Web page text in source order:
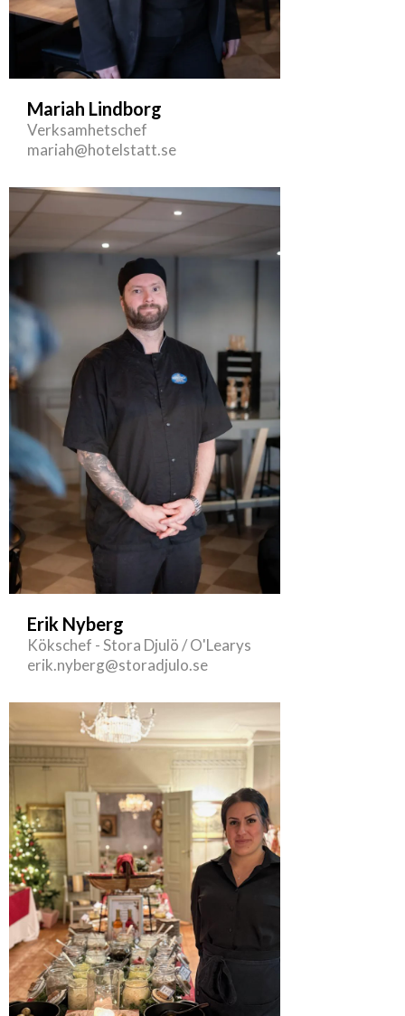
Mariah Lindborg
Verksamhetschef
mariah@hotelstatt.se
Erik Nyberg
Kökschef - Stora Djulö / O'Learys
erik.nyberg@storadjulo.se